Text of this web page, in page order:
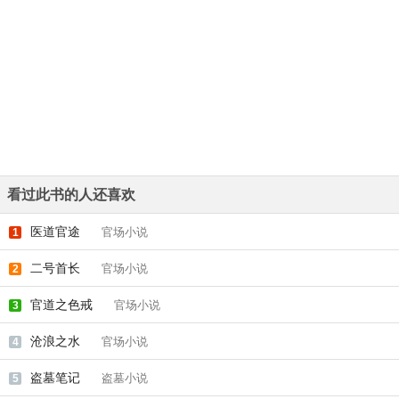
看过此书的人还喜欢
1 医道官途 官场小说
2 二号首长 官场小说
3 官道之色戒 官场小说
4 沧浪之水 官场小说
5 盗墓笔记 盗墓小说